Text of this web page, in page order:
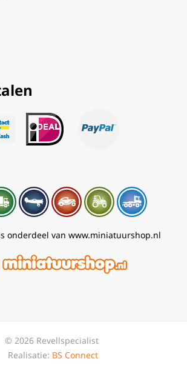
onderdeel van www.miniatuurshop.nl
© 2026 Revellspecialist
Realisatie: BS Connect